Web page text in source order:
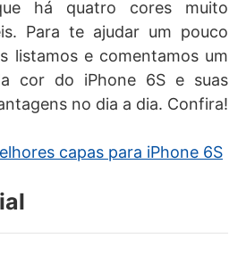
há quatro cores muito
Para te ajudar um pouco
listamos e comentamos um
cor do iPhone 6S e suas
no dia a dia. Confira!
capas para iPhone 6S